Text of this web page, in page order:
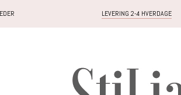
LEVERING 2-4 HVERDAGE